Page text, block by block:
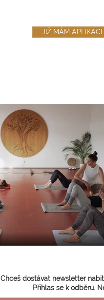
JIŽ MÁM APLIKACI
Chceš dostávat newsletter
Přihlas se k odběru.